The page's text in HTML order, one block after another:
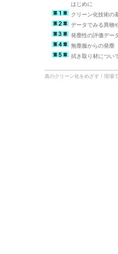
はじめに
クリーン化技術の
データでみる異物
発塵性の評価デー
無塵服からの発塵
拭き取り材につい
真のクリーン化をめざす！現場